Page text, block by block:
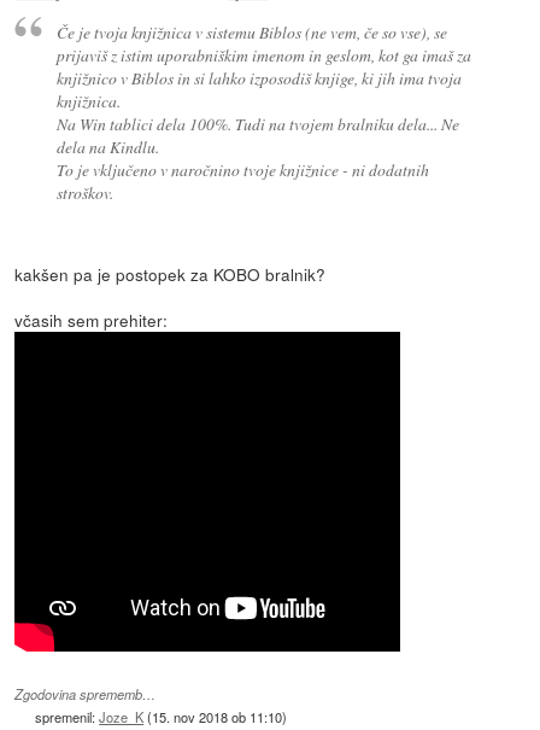
Če je tvoja knjižnica v sistemu Biblos (ne vem, če so vse), se
prijaviš z istim uporabniškim imenom in geslom, kot ga imaš za
knjižnico v Biblos in si lahko izposodiš knjige, ki jih ima tvoja
knjižnica.
Na Win tablici dela 100%. Tudi na tvojem bralniku dela... Ne
dela na Kindlu.
To je vključeno v naročnino tvoje knjižnice - ni dodatnih
stroškov.
kakšen pa je postopek za KOBO bralnik?
včasih sem prehiter:
Zgodovina sprememb…
spremenil:Joze_K(15. nov 2018 ob 11:10)